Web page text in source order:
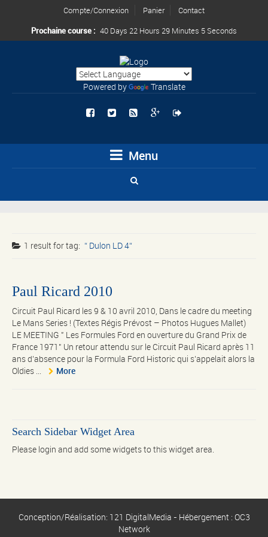
Compte/Connexion Panier
Contact
Prochaine course : 40 Days 22 Hours 29 Minutes 4 Seconds
Powered by Translate
Menu
1 result fortag: Dulon LD 4
Paul Ricard 2010
Circuit Paul Ricard les 9 & 10 avril 2010, Dans le cadre du meeting
Le Mans Series ! (Textes Régis Prévost – Photos Hugues Mallet)
LE MEETING " Les Formules Ford en ouverture du Grand Prix de
France 1971" Un retour attendu sur le Circuit Paul Ricard après 11
ans d’absence pour la Formula Ford Historic qui s’appelait alors la
Oldies ...
More
Search Sidebar Widget Area
Please login and add some widgets to this widget area.
Conception/Réalisation: 121 DigitalMedia - Hébergement : OC3
Network